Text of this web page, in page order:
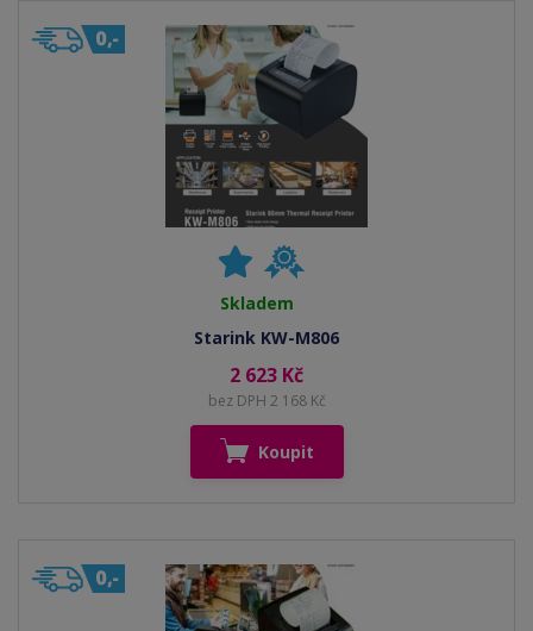
Skladem
Starink KW-M806
2 623 Kč
bez DPH 2 168 Kč
Koupit